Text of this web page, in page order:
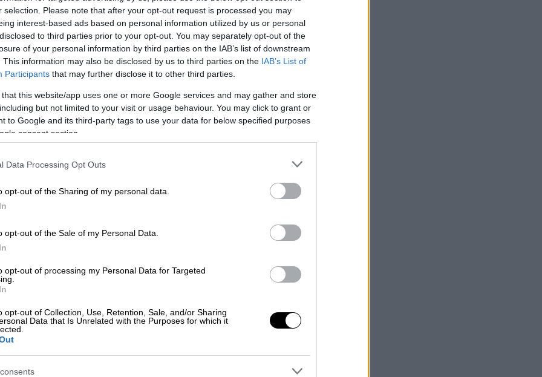
selection. Please note that after your opt-out request is processed you may
interest-based ads based on personal information utilized by us or personal
to third parties prior to your opt-out. You may separately opt-out of the
of your personal information by third parties on the IAB’s list of downstream
This information may also be disclosed by us to third parties on the IAB’s List of
Participants that may further disclose it to other third parties.
that this website/app uses one or more Google services and may gather and store
but not limited to your visit or usage behaviour. You may click to grant or
to Google and its third-party tags to use your data for below specified purposes
consent section.
Data Processing Opt Outs
opt-out of the Sharing of my personal data.
opt-out of the Sale of my Personal Data.
opt-out of processing my Personal Data for Targeted
opt-out of Collection, Use, Retention, Sale, and/or Sharing
Data that Is Unrelated with the Purposes for which it
Kareem Hana &amp; Jehad Alshrafi)
το ΕΘΝΟΣ στη Google
από τα εδάφη τηςΛωρίδας της Γάζας
διακοπή από το Ισραήλ όλων των
πάνω από 2 εκατομμύρια ανθρώπους.
ομαδικοί τάφοι και πτώματα
τη Χαμάς ώστε να δεχθεί την παράταση
έχει λήξει χρονικά από το περασμένο